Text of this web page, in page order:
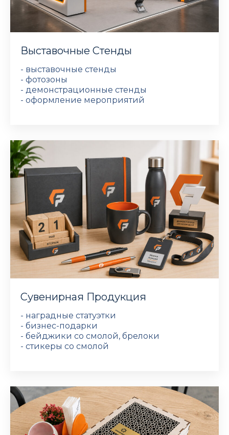
Выставочные Стенды
- выставочные стенды
- фотозоны
- демонстрационные стенды
- оформление мероприятий
Сувенирная Продукция
- наградные статуэтки
- бизнес-подарки
- бейджики со смолой, брелоки
- стикеры со смолой